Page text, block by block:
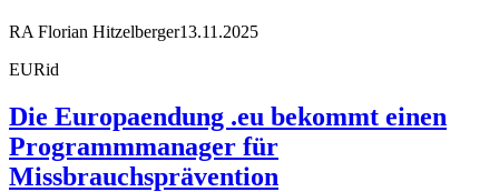
RA Florian Hitzelberger13.11.2025
EURid
Die Europaendung .eu bekommt einen
Programmmanager für
Missbrauchsprävention